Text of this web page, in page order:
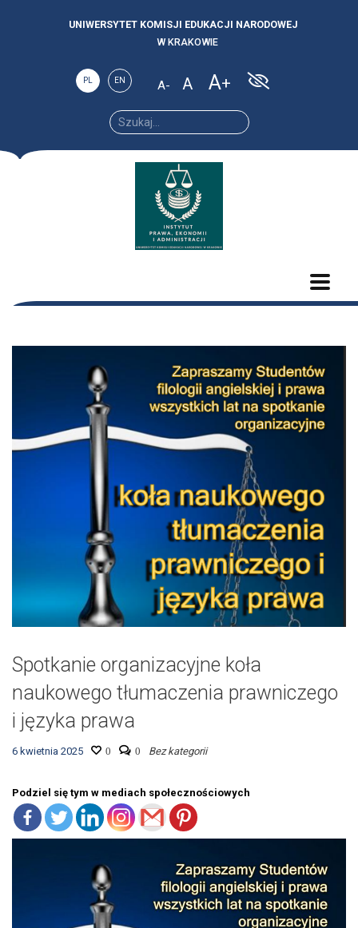
UNIWERSYTET KOMISJI EDUKACJI NARODOWEJ
W KRAKOWIE
PL EN
A
A
font
size.
A
font
size.
Spotkanie organizacyjne koła
naukowego tłumaczenia prawniczego
i języka prawa
6 kwietnia 2025 0 0 Bez kategorii
Podziel się tym w mediach społecznościowych